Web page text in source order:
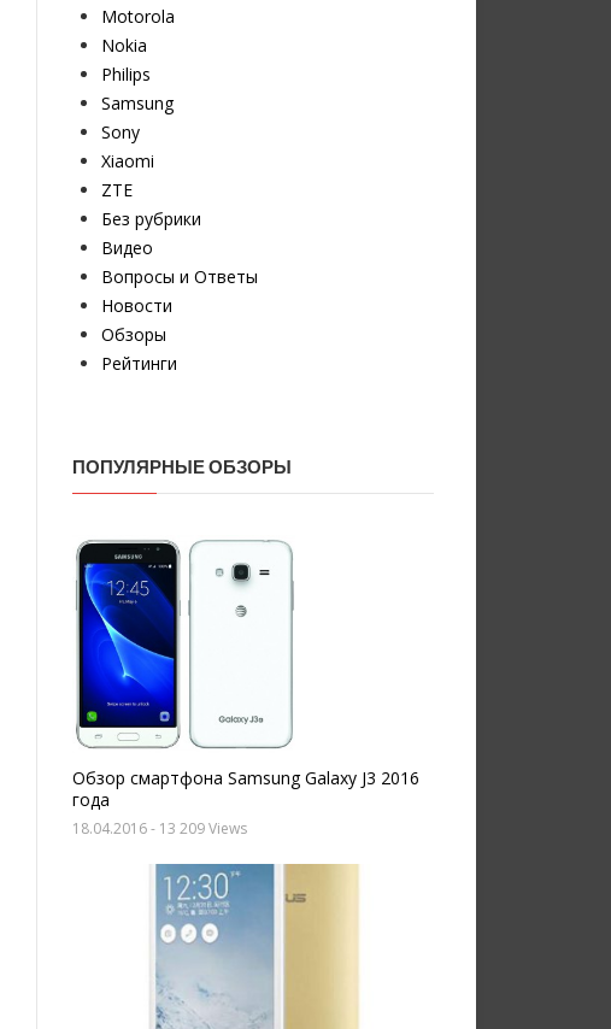
Motorola
Nokia
Philips
Samsung
Sony
Xiaomi
ZTE
Без рубрики
Видео
Вопросы и Ответы
Новости
Обзоры
Рейтинги
ПОПУЛЯРНЫЕ ОБЗОРЫ
Обзор смартфона Samsung Galaxy J3 2016
года
18.04.2016- 13 209 Views